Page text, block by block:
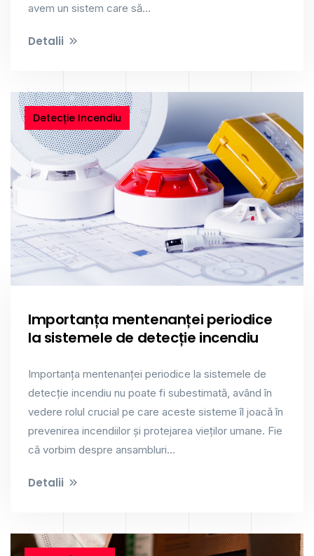
avem un sistem care să...
Detalii
Detecție Incendiu
Importanța mentenanței periodice
la sistemele de detecție incendiu
Importanța mentenanței periodice la sistemele de
detecție incendiu nu poate fi subestimată, având în
vedere rolul crucial pe care aceste sisteme îl joacă în
prevenirea incendiilor și protejarea vieților umane. Fie
că vorbim despre ansambluri...
Detalii